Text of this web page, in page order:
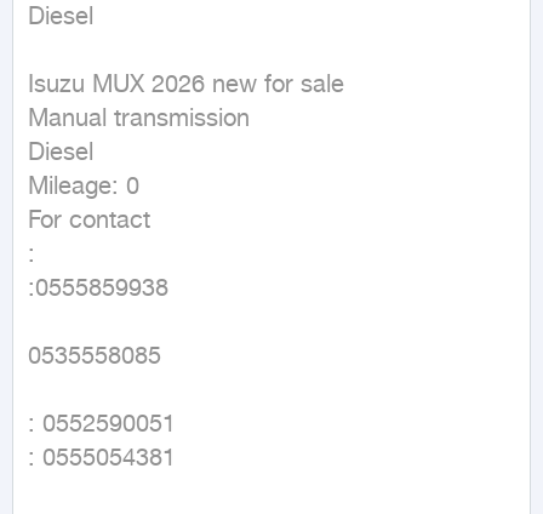
Diesel
Isuzu MUX 2026 new for sale
Manual transmission
Diesel
Mileage: 0
For contact
:
:0555859938
0535558085
: 0552590051
: 0555054381